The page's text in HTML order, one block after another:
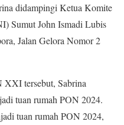
didampingi Ketua Komite
Sumut John Ismadi Lubis
Jalan Gelora Nomor 2
XXI tersebut, Sabrina
tuan rumah PON 2024.
tuan rumah PON 2024,